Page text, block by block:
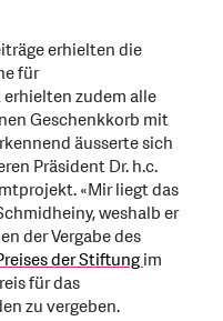
erhielten die
für
zudem alle
Geschenkkorb mit
äusserte sich
Präsident Dr. h.c.
«Mir liegt das
weshalb er
der Vergabe des
der Stiftungim
für das
zu vergeben.